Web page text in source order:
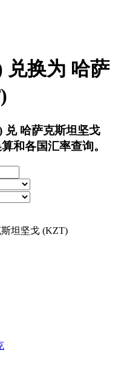
兑换为 哈萨
兑 哈萨克斯坦坚戈
和各国汇率查询。
斯坦坚戈 (KZT)